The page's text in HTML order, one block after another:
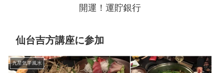
開運！運貯銀行
仙台吉方講座に参加
九星気学風水